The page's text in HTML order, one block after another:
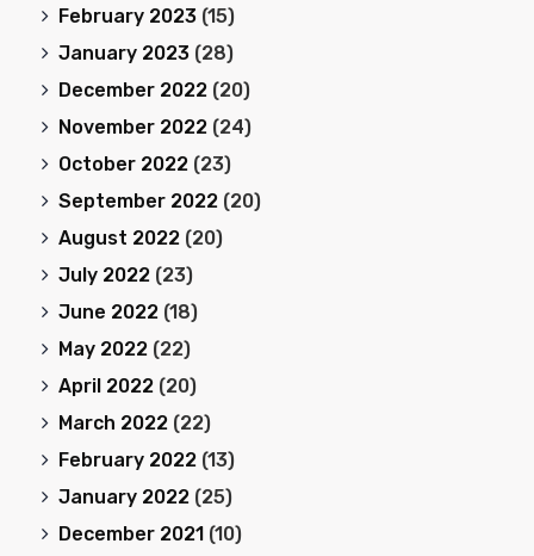
February 2023 (15)
January 2023 (28)
December 2022 (20)
November 2022 (24)
October 2022 (23)
September 2022 (20)
August 2022 (20)
July 2022 (23)
June 2022 (18)
May 2022 (22)
April 2022 (20)
March 2022 (22)
February 2022 (13)
January 2022 (25)
December 2021 (10)